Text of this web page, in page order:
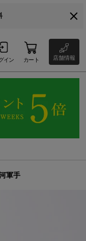
イン カート 店舗情報
軍手